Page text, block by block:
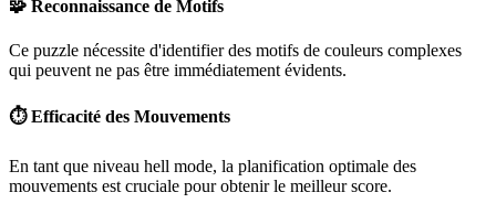
🧩 Reconnaissance de Motifs
Ce puzzle nécessite d'identifier des motifs de couleurs complexes
qui peuvent ne pas être immédiatement évidents.
⏱️ Efficacité des Mouvements
En tant que niveau hell mode, la planification optimale des
mouvements est cruciale pour obtenir le meilleur score.